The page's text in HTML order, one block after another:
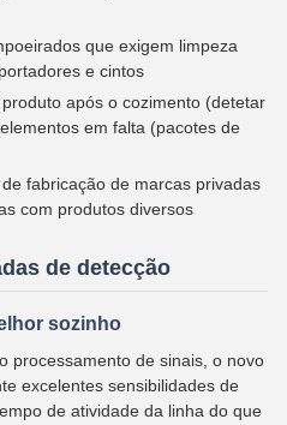
que exigem limpeza
e cintos
após o cozimento (detetar
em falta (pacotes de
fabricação de marcas privadas
com produtos diversos
de detecção
sozinho
processamento de sinais, o novo
excelentes sensibilidades de
de atividade da linha do que